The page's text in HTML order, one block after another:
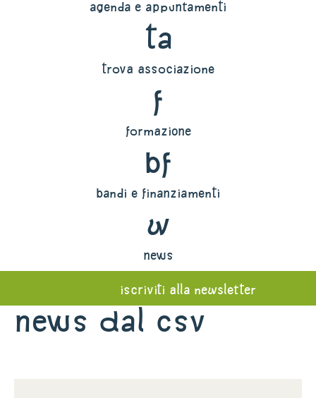
agenda e appuntamenti
ta
trova associazione
f
formazione
bf
bandi e finanziamenti
w
news
iscriviti alla newsletter
News dal Csv